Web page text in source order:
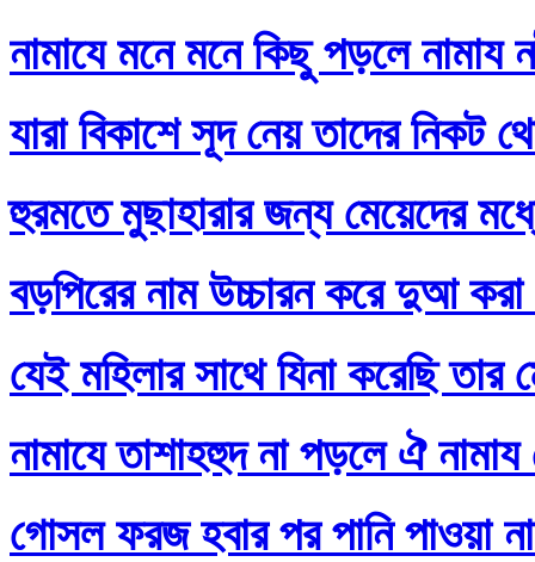
নামাযে মনে মনে কিছু পড়লে নামায
যারা বিকাশে সূদ নেয় তাদের নিকট
হুরমতে মুছাহারার জন্য মেয়েদের
বড়পিরের নাম উচ্চারন করে দুআ করা
যেই মহিলার সাথে যিনা করেছি তার
নামাযে তাশাহহুদ না পড়লে ঐ
গোসল ফরজ হবার পর পানি পাওয়া